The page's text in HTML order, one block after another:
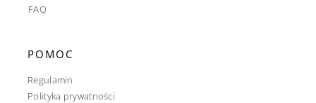
FAQ
POMOC
Regulamin
Polityka prywatności